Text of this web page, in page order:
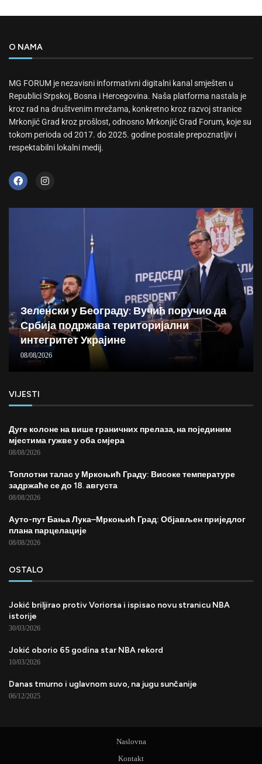
O NAMA
MG FORUM je nezavisni informativni digitalni kanal smješten u
Republici Srpskoj, Bosna i Hercegovina. Naša platforma nastala je
kroz rad na društvenim mrežama, konkretno kroz razvoj stranice
Mrkonjić Grad kroz prošlost, odnosno Mrkonjić Grad Forum, koje su
tokom perioda od 2017. do 2025. godine postale prepoznatljiv i
respektabilni lokalni medij.
Зеленски у Београду: Вучић поручио да
Србија подржава територијални
интегритет Украјине
08/08/2026
VIJESTI
Дуге колоне на више граничних прелаза, на појединим
мјестима гужве у оба смјера
08/08/2026
Топлотни талас у Мркоњић Граду: Високе температуре
задржаће се до 18. августа
08/08/2026
Ауто-пут Бања Лука–Мркоњић Град: Објављен приједлог
плана парцелације
08/08/2026
OSTALO
Jokić briljirao protiv Voriorsa i ispisao novu stranicu NBA
istorije
30/03/2026
Jokić oborio 65 godina star NBA rekord
10/03/2026
Danas tmurno i uglavnom suvo, na jugu sunčanije
06/12/2025
Naslovna
Kontakt